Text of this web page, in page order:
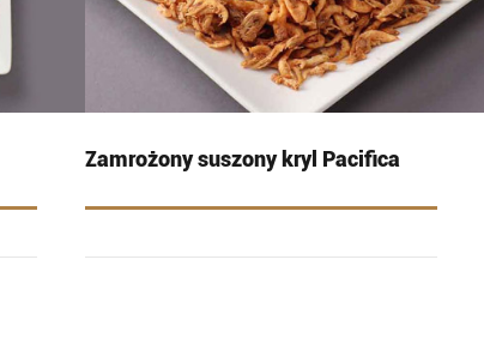
Zamrożony suszony kryl Pacifica